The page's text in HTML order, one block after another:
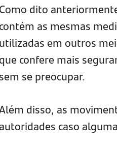
Como dito
as mesmas
utilizadas em outros
que confere mais
sem se preocupar.
disso, as
autoridades caso